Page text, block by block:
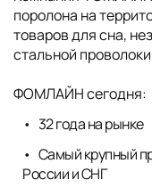
поролона на
товаров для сна,
стальной
ФОМЛАЙН сегодня:
32 года на рынке
Самый крупный
России и СНГ